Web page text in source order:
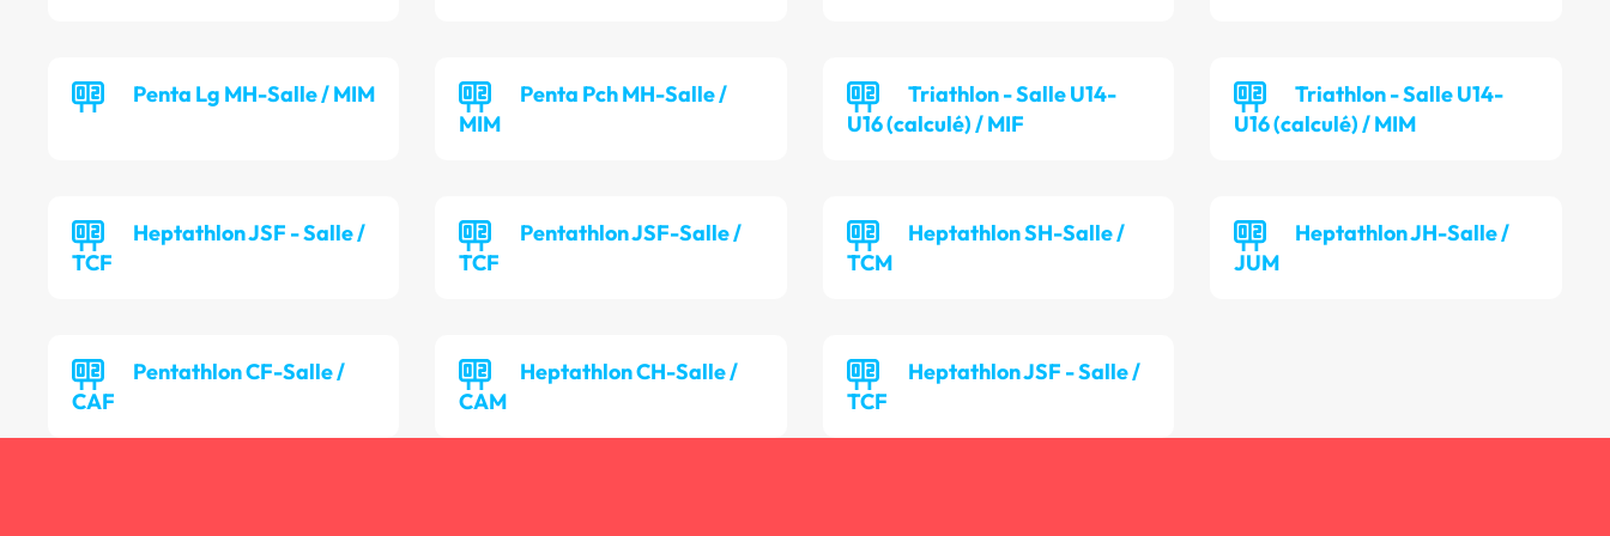
Penta Lg MH-Salle / MIM
Penta Pch MH-Salle /
MIM
Triathlon - Salle U14-
U16 (calculé) / MIF
Triathlon - Salle U14-
U16 (calculé) / MIM
Heptathlon JSF - Salle /
TCF
Pentathlon JSF-Salle /
TCF
Heptathlon SH-Salle /
TCM
Heptathlon JH-Salle /
JUM
Pentathlon CF-Salle /
CAF
Heptathlon CH-Salle /
CAM
Heptathlon JSF - Salle /
TCF